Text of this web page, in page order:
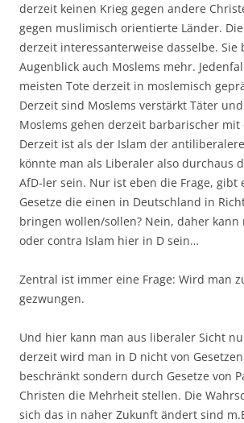
derzeit keinen Krieg gegen andere
gegen muslimisch orientierte Länder.
derzeit interessanterweise dasselbe. Sie
Augenblick auch Moslems mehr.
meisten Tote derzeit in moslemisch
Derzeit sind Moslems verstärkt Täter
Moslems gehen derzeit barbarischer
Derzeit ist als der Islam der
könnte man als Liberaler also durchaus
AfD-ler sein. Nur ist eben die Frage, gibt
Gesetze die einen in Deutschland in
bringen wollen/sollen? Nein, daher
oder contra Islam hier in D sein…
Zentral ist immer eine Frage: Wird man
gezwungen.
Und hier kann man aus liberaler Sicht
derzeit wird man in D nicht von
beschränkt sondern durch Gesetze von
Christen die Mehrheit stellen. Die
sich das in naher Zukunft ändert sind